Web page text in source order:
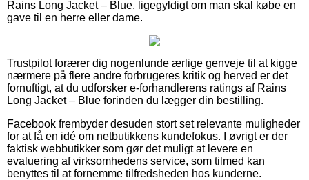
Rains Long Jacket – Blue, ligegyldigt om man skal købe en
gave til en herre eller dame.
Trustpilot forærer dig nogenlunde ærlige genveje til at kigge
nærmere på flere andre forbrugeres kritik og herved er det
fornuftigt, at du udforsker e-forhandlerens ratings af Rains
Long Jacket – Blue forinden du lægger din bestilling.
Facebook frembyder desuden stort set relevante muligheder
for at få en idé om netbutikkens kundefokus. I øvrigt er der
faktisk webbutikker som gør det muligt at levere en
evaluering af virksomhedens service, som tilmed kan
benyttes til at fornemme tilfredsheden hos kunderne.